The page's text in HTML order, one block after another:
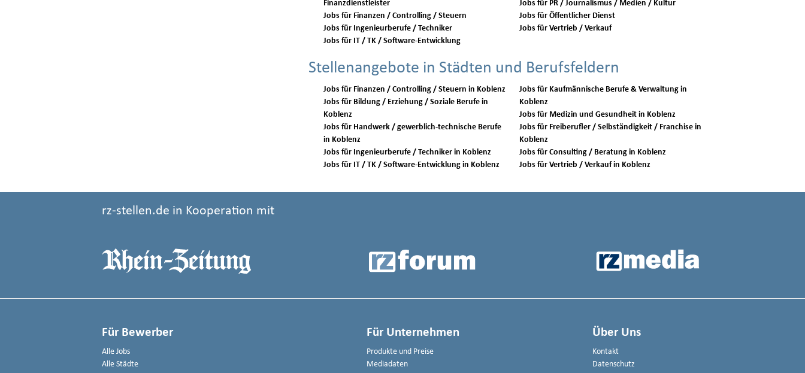
Finanzdienstleister
Jobs für Finanzen / Controlling / Steuern
Jobs für Ingenieurberufe / Techniker
Jobs für IT / TK / Software-Entwicklung
Jobs für PR / Journalismus / Medien / Kultur
Jobs für Öffentlicher Dienst
Jobs für Vertrieb / Verkauf
Stellenangebote in Städten und Berufsfeldern
Jobs für Finanzen / Controlling / Steuern in Koblenz
Jobs für Bildung / Erziehung / Soziale Berufe in
Koblenz
Jobs für Handwerk / gewerblich-technische Berufe
in Koblenz
Jobs für Ingenieurberufe / Techniker in Koblenz
Jobs für IT / TK / Software-Entwicklung in Koblenz
Jobs für Kaufmännische Berufe & Verwaltung in
Koblenz
Jobs für Medizin und Gesundheit in Koblenz
Jobs für Freiberufler / Selbständigkeit / Franchise in
Koblenz
Jobs für Consulting / Beratung in Koblenz
Jobs für Vertrieb / Verkauf in Koblenz
rz-stellen.de in Kooperation mit
Für Bewerber
Alle Jobs
Alle Städte
Für Unternehmen
Produkte und Preise
Mediadaten
Über Uns
Kontakt
Datenschutz